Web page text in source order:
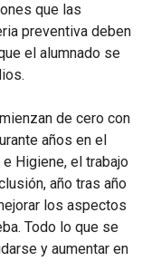
que las
preventiva deben
el alumnado se
de cero con
años en el
Higiene, el trabajo
año tras año
los aspectos
Todo lo que se
y aumentar en